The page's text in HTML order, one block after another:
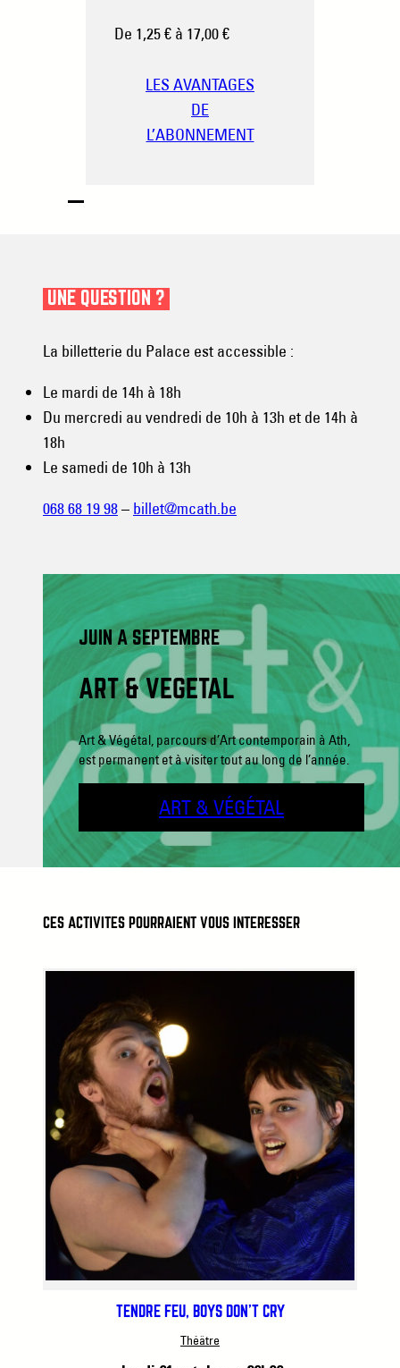
De 1,25 € à 17,00 €
LES AVANTAGES
DE
L’ABONNEMENT
UNE QUESTION ?
La billetterie du Palace est accessible :
Le mardi de 14h à 18h
Du mercredi au vendredi de 10h à 13h et de 14h à
18h
Le samedi de 10h à 13h
068 68 19 98– billet@mcath.be
JUIN A SEPTEMBRE
ART & VÉGÉTAL
Art & Végétal, parcours d’Art contemporain à Ath,
est permanent et à visiter tout au long de l’année.
ART & VÉGÉTAL
CES ACTIVITÉS POURRAIENT VOUS INTÉRESSER
TENDRE FEU, BOYS DON’T CRY
Théâtre